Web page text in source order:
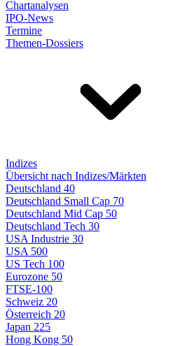
Chartanalysen
IPO-News
Termine
Themen-Dossiers
Indizes
Übersicht nach Indizes/Märkten
Deutschland 40
Deutschland Small Cap 70
Deutschland Mid Cap 50
Deutschland Tech 30
USA Industrie 30
USA 500
US Tech 100
Eurozone 50
FTSE-100
Schweiz 20
Österreich 20
Japan 225
Hong Kong 50